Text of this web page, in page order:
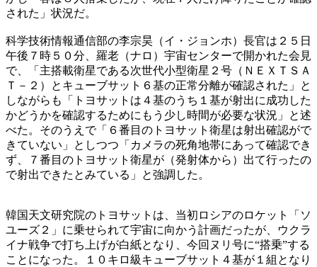
された」状況だ。
科学技術情報通信部の李宗昊（イ・ジョンホ）長官は２５日
午後７時５０分、羅老（ナロ）宇宙センターで開かれた会見
で、「主搭載衛星である次世代小型衛星２号（ＮＥＸＴＳＡ
Ｔ－２）とキューブサット６基の正常分離が確認された」と
しながらも「トヨサットは４基のうち１基が射出に成功した
かどうかを確認するためにもう少し時間が必要な状況」と述
べた。そのうえで「６番目のトヨサット衛星は射出確認がで
きていない」としつつ「カメラの死角地帯にあって確認でき
ず、７番目のトヨサット衛星が（発射体から）出て行ったの
で射出できたとみている」と強調した。
韓国天文研究院のトヨサットは、当初ロシアのロケット「ソ
ユーズ２」に乗せられて宇宙に向かう計画だったが、ウクラ
イナ戦争で打ち上げが白紙となり、今回ヌリ号に“搭乗”する
ことになった。１０キロ級キューブサット４基が１組となり